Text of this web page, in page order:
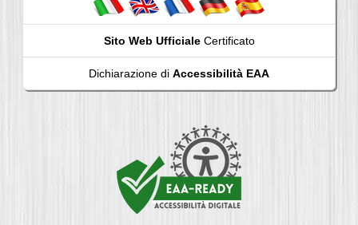
Sito Web UfficialeCertificato
Dichiarazione di Accessibilità EAA